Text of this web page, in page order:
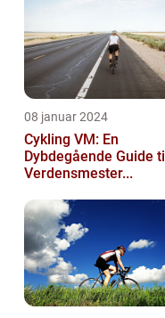
08 januar 2024
Cykling VM: En
Dybdegående Guide til
Verdensmester...